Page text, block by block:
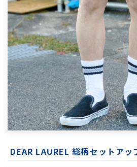
DEAR LAUREL 総柄セットアッ